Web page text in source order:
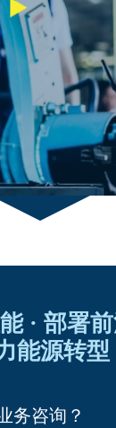
· 部署
能源转型
务咨询？